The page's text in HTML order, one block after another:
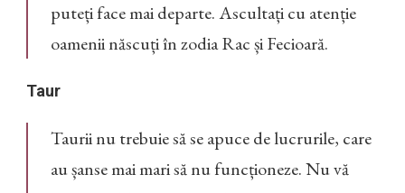
puteți face mai departe. Ascultați cu atenție
oamenii născuți în zodia Rac și Fecioară.
Taur
Taurii nu trebuie să se apuce de lucrurile, care
au șanse mai mari să nu funcționeze. Nu vă